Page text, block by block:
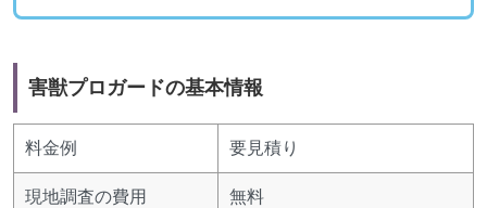
害獣プロガードの基本情報
料金例 要見積り
現地調査の費用 無料